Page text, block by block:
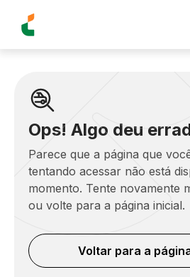
Ops! Algo deu
Parece que a página que
tentando acessar não está
momento. Tente novamente
ou volte para a página inicial.
Voltar para a